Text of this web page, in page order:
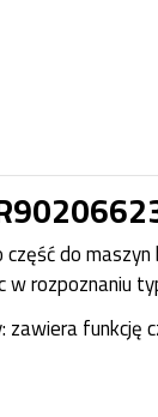
część do
w rozpoznaniu
funkcję